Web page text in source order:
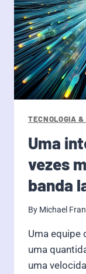
TECNOLOGIA &
Uma
vezes
banda
By Michael
Uma equipe
uma
uma